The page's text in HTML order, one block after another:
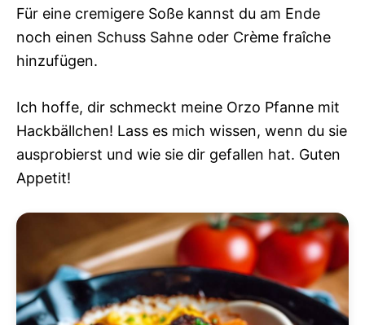
Für eine cremigere Soße kannst du am Ende
noch einen Schuss Sahne oder Crème fraîche
hinzufügen.
Ich hoffe, dir schmeckt meine Orzo Pfanne mit
Hackbällchen! Lass es mich wissen, wenn du sie
ausprobierst und wie sie dir gefallen hat. Guten
Appetit!